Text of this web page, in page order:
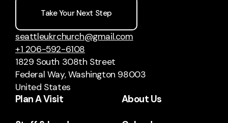
Take Your Next Step
seattleukrchurch@gmail.com
+1 206-592-6108
1829 South 308th Street
Federal Way, Washington 98003
United States
Plan A Visit About Us